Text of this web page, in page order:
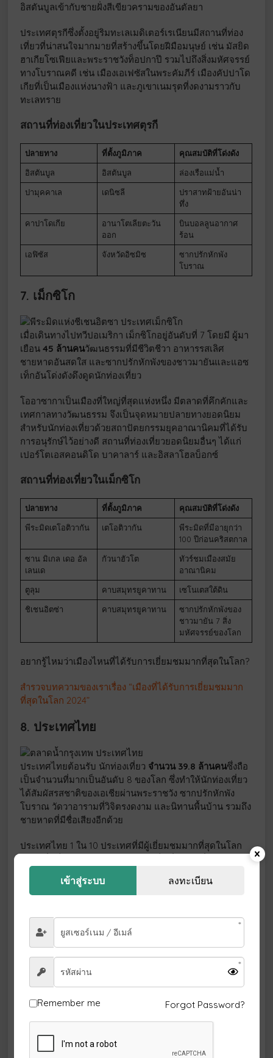
อิสตันบูลเข้ากับชายฝั่งสีเขียวครามของอันตัลยา
ประเทศตุรกีซึ่งตั้งอยู่ริมทะเลเมดิเตอร์เรเนียนมีสถานที่ท่อง
เที่ยวที่น่าสนใจมากมายที่สร้างขึ้นโดยฝีมือมนุษย์ เช่น มัสยิด
ฮาเกียโซเฟียและพระราชวังท็อปกาปึ รวมไปถึงสิ่งมหัศจรรย์
ทางโบราณคดี เช่น เมืองเอเฟซัสในพระคัมภีร์ เมืองคัปปาโด
เกียที่เป็นเมืองแห่งนางฟ้า และภูเขาเนมรุตที่งดงามราวกับ
ทะเลทราย
สถานที่ท่องเที่ยวในประเทศตุรกี
ปลายทาง ที่ตั้งภูมิภาค
คุณสมบัติที่โด่งดัง
อิสตันบูล
อิสตันบูล
ล่องเรือแม่น้ำ
ปามุคคาเล
เดนิซลี
ปราสาทฝ้ายอันน่า
ทึ่ง
คาปาโดเกีย
อานาโตเลียตะวัน
ออก
บินบอลลูนอากาศ
ร้อน
เอฟิซัส
จังหวัดอิซมิซ
ซากปรักหักพัง
โบราณ
7. เม็กซิโก
เมื่อเดินทางไปทวีปอเมริกา เม็กซิโกอยู่อันดับที่ 7 โดยมี ผู้มา
เยือน45 ล้านคนวัฒนธรรมที่มีชีวิตชีวา อาหารรสเลิศ
ชายหาดอันสดใส และซากปรักหักพังของชาวมายันและแอซ
เท็กอันโด่งดังดึงดูดนักท่องเที่ยว
โออาซากาเป็นเมืองที่ใหญ่ที่สุดแห่งหนึ่ง มีตลาดที่คึกคักและ
เทศกาลทางวัฒนธรรม จึงเป็นจุดหมายปลายทางยอดนิยม
สำหรับนักท่องเที่ยวด้วยสถาปัตยกรรมยุคอาณานิคมที่ได้รับ
การอนุรักษ์ไว้อย่างดี สถานที่ท่องเที่ยวยอดนิยมอื่นๆ ได้แก่
เปอร์โตเอสคอนดิโด บาคาลาร์ และอิสลาโฮลบ็อกซ์
สถานที่ท่องเที่ยวในเม็กซิโก
ปลายทาง ที่ตั้งภูมิภาค
คุณสมบัติที่โด่งดัง
พีระมิดเตโอติวากัน
เตโอติวากัน
พีระมิดที่มีอายุกว่า
100 ปีก่อนคริสตกาล
ซาน มิเกล เดอ อัล
เลนเด
กัวนาฮัวโต
ทัวร์ชมเมืองสมัย
อาณานิคม
ตูลุม
คาบสมุทรยูคาทาน
เซโนเตสใต้ดิน
ชิเชนอิตซ่า
คาบสมุทรยูคาทาน
ซากปรักหักพังของ
ชาวมายัน 7 สิ่ง
มหัศจรรย์ของโลก
อยากรู้ไหมว่าเมืองไหนที่ได้รับการเยี่ยมชมมากที่สุดในโลก?
สำรวจบทความของเราเรื่อง “เมืองที่ได้รับการเยี่ยมชมมาก
ที่สุดในโลก 2024”
8. ประเทศไทย
ประเทศไทยต้อนรับ นักท่องเที่ยว จำนวน 39.8 ล้านคนซึ่งถือ
เป็นจำนวนที่มากเป็นอันดับ 8 ของโลก ซึ่งทำให้นักท่องเที่ยว
ได้สัมผัสรสชาติของเอเชียผ่านพระราชวัง ซากปรักหักพัง
โบราณ วัดวาอารามที่วิจิตรงดงาม และนิทานพื้นบ้าน รวมถึง
ชายหาดที่มีชื่อเสียงอีกด้วย
ประเทศไทย 1 ใน 10 ประเทศที่มีผู้เยี่ยมชมมากที่สุดในโลก
แห่งรอยยิ้ม” และมีทั้งความสะดวกสบายสมัยใหม่และการ
ผจญภัยสุดมันส์
ปลายทาง ที่ตั้งภูมิภาค
ตลาดน้ำกรุงเทพฯ
กรุงเทพฯ
ชีวิตประจำวันของ
เกาะสมุย
อ่าวไทย
เกาะซาฟารี
เกาะเต่า
ตก)
เกาะสำหรับดำน้ำ
เชียงใหม่
จักรยานบนเนินเขา
เข้าสู่ระบบ ลงทะเบียน
Remember me Forgot Password?